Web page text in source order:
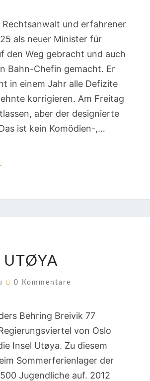
und erfahrener
als neuer Minister für
den Weg gebracht und auch
Bahn-Chefin gemacht. Er
in einem Jahr alle Defizite
korrigieren. Am Freitag
aber der designierte
ist kein Komödien-,…
UTØYA
Kommentare
0 Kommentare
Behring Breivik 77
von Oslo
Insel Utøya. Zu diesem
Sommerferienlager der
Jugendliche auf. 2012